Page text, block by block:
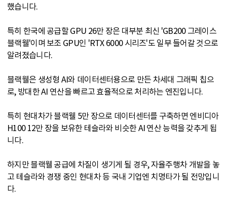
했습니다.
특히 한국에 공급할 GPU 26만 장은 대부분 최신 'GB200 그레이스
블랙웰'이며 보조 GPU인 'RTX 6000 시리즈'도 일부 들어갈 것으로
알려졌습니다.
블랙웰은 생성형 AI와 데이터센터용으로 만든 차세대 그래픽 칩으
로, 방대한 AI 연산을 빠르고 효율적으로 처리하는 엔진입니다.
특히 현대차가 블랙웰 5만 장으로 데이터센터를 구축하면 엔비디아
H100 12만 장을 보유한 테슬라와 비슷한 AI 연산 능력을 갖추게 됩
니다.
하지만 블랙웰 공급에 차질이 생기게 될 경우, 자율주행차 개발을 놓
고 테슬라와 경쟁 중인 현대차 등 국내 기업엔 치명타가 될 전망입니
다.